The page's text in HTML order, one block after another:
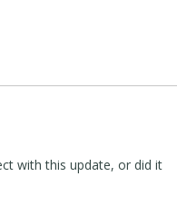
with this update, or did it